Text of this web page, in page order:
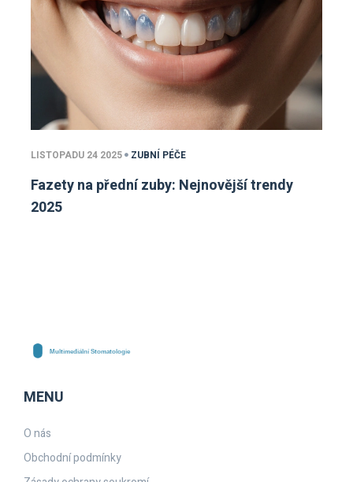
LISTOPADU 24 2025 ZUBNÍ PÉČE
Fazety na přední zuby: Nejnovější trendy
2025
MENU
O nás
Obchodní podmínky